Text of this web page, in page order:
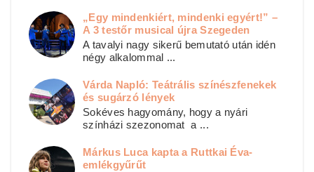
„Egy mindenkiért, mindenki egyért!” –
A 3 testőr musical újra Szegeden
A tavalyi nagy sikerű bemutató után idén
négy alkalommal ...
Várda Napló: Teátrális színészfenekek
és sugárzó lények
Sokéves hagyomány, hogy a nyári
színházi szezonomat a ...
Márkus Luca kapta a Ruttkai Éva-
emlékgyűrűt